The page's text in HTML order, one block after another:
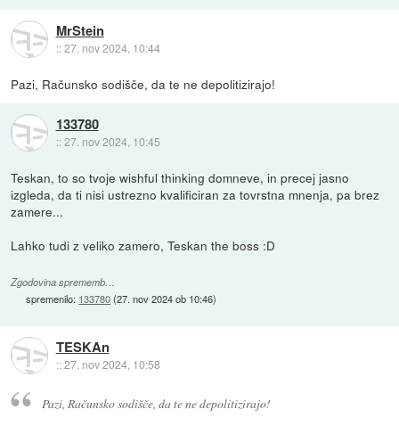
MrStein
::27. nov 2024, 10:44
Pazi, Računsko sodišče, da te ne depolitizirajo!
133780
::27. nov 2024, 10:45
Teskan, to so tvoje wishful thinking domneve, in precej jasno
izgleda, da ti nisi ustrezno kvalificiran za tovrstna mnenja, pa brez
zamere...
Lahko tudi z veliko zamero, Teskan the boss :D
Zgodovina sprememb…
spremenilo: 133780(27. nov 2024 ob 10:46)
TESKAn
::27. nov 2024, 10:58
Pazi, Računsko sodišče, da te ne depolitizirajo!